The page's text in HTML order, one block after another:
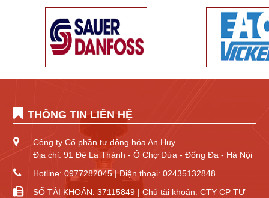
THÔNG TIN LIÊN HỆ
Công ty Cổ phần tự động hóa An Huy
Địa chỉ: 91 Đê La Thành - Ô Chợ Dừa - Đống Đa - Hà Nội
Hotline: 0977282045 | Điện thoại: 02435132848
SỐ TÀI KHOẢN: 37115849 | Chủ tài khoản: CTY CP TỰ